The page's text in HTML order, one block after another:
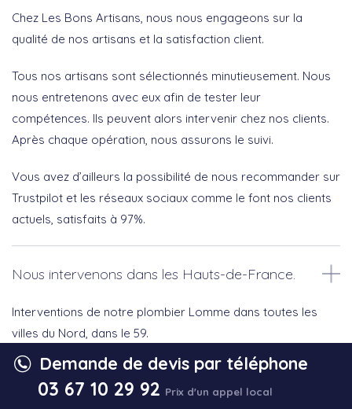
Chez Les Bons Artisans, nous nous engageons sur la
qualité de nos artisans et la satisfaction client.
Tous nos artisans sont sélectionnés minutieusement. Nous
nous entretenons avec eux afin de tester leur
compétences. Ils peuvent alors intervenir chez nos clients.
Après chaque opération, nous assurons le suivi.
Vous avez d’ailleurs la possibilité de nous recommander sur
Trustpilot et les réseaux sociaux comme le font nos clients
actuels, satisfaits à 97%.
Nous intervenons dans les Hauts-de-France.
Interventions de notre plombier Lomme dans toutes les
villes du Nord, dans le 59.
Demande de devis par téléphone
03 67 10 29 92 Prix d'un appel local